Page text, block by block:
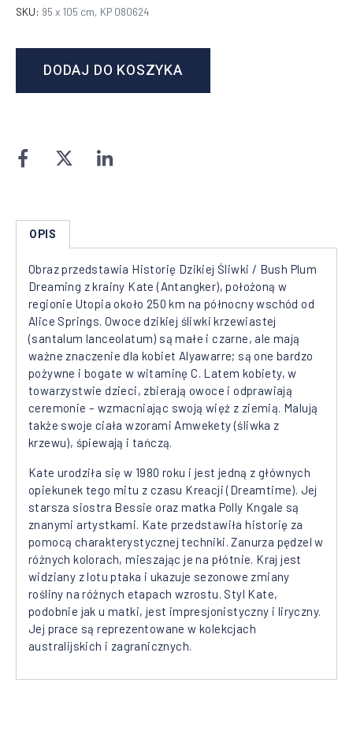
SKU: 95 x 105 cm, KP 080624
DODAJ DO KOSZYKA
OPIS
Obraz przedstawia Historię Dzikiej Śliwki / Bush Plum
Dreaming z krainy Kate (Antangker), położoną w
regionie Utopia około 250 km na północny wschód od
Alice Springs. Owoce dzikiej śliwki krzewiastej
(santalum lanceolatum) są małe i czarne, ale mają
ważne znaczenie dla kobiet Alyawarre; są one bardzo
pożywne i bogate w witaminę C. Latem kobiety, w
towarzystwie dzieci, zbierają owoce i odprawiają
ceremonie – wzmacniając swoją więź z ziemią. Malują
także swoje ciała wzorami Amwekety (śliwka z
krzewu), śpiewają i tańczą.
Kate urodziła się w 1980 roku i jest jedną z głównych
opiekunek tego mitu z czasu Kreacji (Dreamtime). Jej
starsza siostra Bessie oraz matka Polly Kngale są
znanymi artystkami. Kate przedstawiła historię za
pomocą charakterystycznej techniki. Zanurza pędzel w
różnych kolorach, mieszając je na płótnie. Kraj jest
widziany z lotu ptaka i ukazuje sezonowe zmiany
rośliny na różnych etapach wzrostu. Styl Kate,
podobnie jak u matki, jest impresjonistyczny i liryczny.
Jej prace są reprezentowane w kolekcjach
australijskich i zagranicznych.